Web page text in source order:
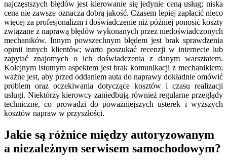
najczęstszych błędów jest kierowanie się jedynie ceną usług; niska
cena nie zawsze oznacza dobrą jakość. Czasem lepiej zapłacić nieco
więcej za profesjonalizm i doświadczenie niż później ponosić koszty
związane z naprawą błędów wykonanych przez niedoświadczonych
mechaników. Innym powszechnym błędem jest brak sprawdzenia
opinii innych klientów; warto poszukać recenzji w internecie lub
zapytać znajomych o ich doświadczenia z danym warsztatem.
Kolejnym istotnym aspektem jest brak komunikacji z mechanikiem;
ważne jest, aby przed oddaniem auta do naprawy dokładnie omówić
problem oraz oczekiwania dotyczące kosztów i czasu realizacji
usługi. Niektórzy kierowcy zaniedbują również regularne przeglądy
techniczne, co prowadzi do poważniejszych usterek i wyższych
kosztów napraw w przyszłości.
Jakie są różnice między autoryzowanym
a niezależnym serwisem samochodowym?